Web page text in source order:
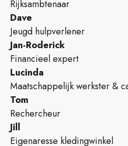
Rijksambtenaar
Dave
Jeugd hulpverlener
Jan-Roderick
Financieel expert
Lucinda
Maatschappelijk werkster &
Tom
Rechercheur
Jill
Eigenaresse kledingwinkel